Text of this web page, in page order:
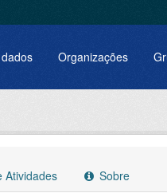
Organizações
Atividades Sobre